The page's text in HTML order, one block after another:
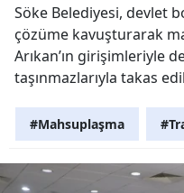
Söke Belediyesi, devlet
çözüme kavuşturarak
Arıkan’ın girişimleriyle
taşınmazlarıyla takas
#Mahsuplaşma